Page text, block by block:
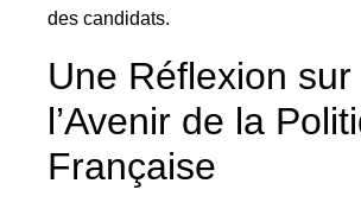
des candidats.
Une Réflexion sur
l’Avenir de la
Française